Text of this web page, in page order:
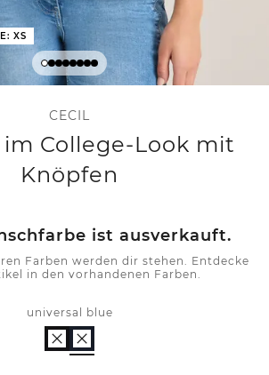
XS
CECIL
College-Look mit
Knöpfen
ist ausverkauft.
Farben werden dir stehen. Entdecke
in den vorhandenen Farben.
universal blue